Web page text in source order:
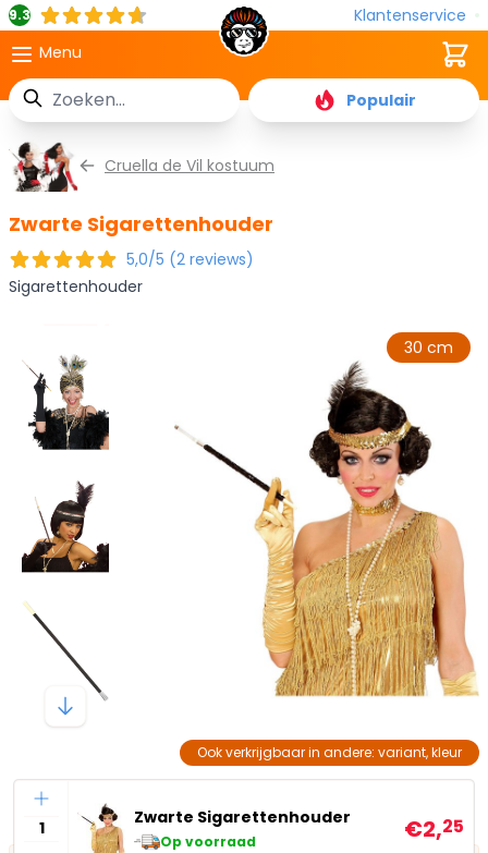
9.3
Klantenservice
Menu
Zoek
Populair
Cart
Cruella de Vil kostuum
Zwarte Sigarettenhouder
5,0/5 (2 reviews)
Sigarettenhouder
30 cm
Ook verkrijgbaar in andere: variant, kleur
Aantal
Zwarte Sigarettenhouder
Op voorraad €2,25